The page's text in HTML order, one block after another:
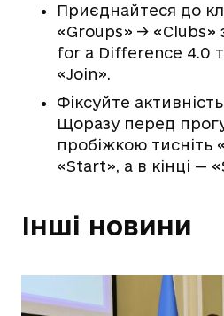
Приєднайтеся до
«Groups» -> «Clubs»
for a Difference 4.0
«Join».
Фіксуйте
Щоразу перед
пробіжкою тисніть
«Start», а в кінці —
Інші новини